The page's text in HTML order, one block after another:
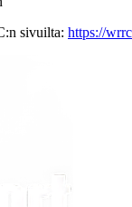
sivuilta: https://